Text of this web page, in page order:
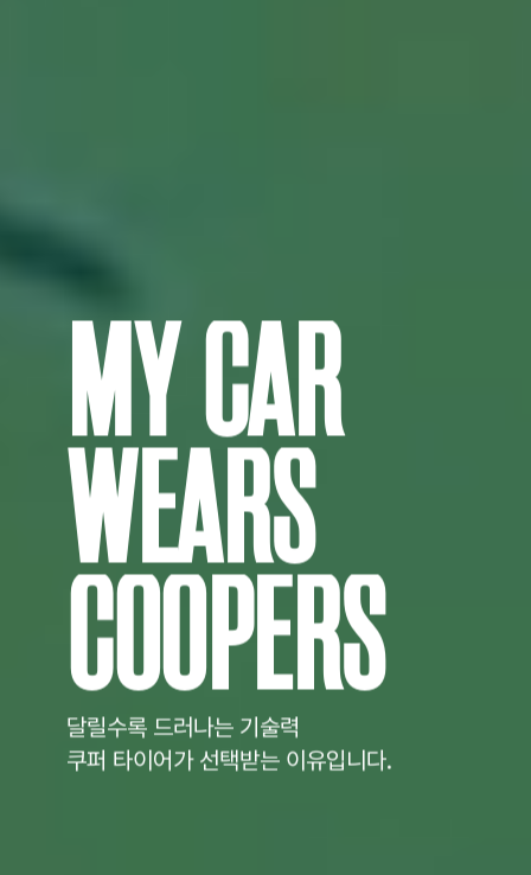
MY CAR
WEARS
COOPERS
달릴수록 드러나는 기술력
쿠퍼 타이어가 선택받는 이유입니다.